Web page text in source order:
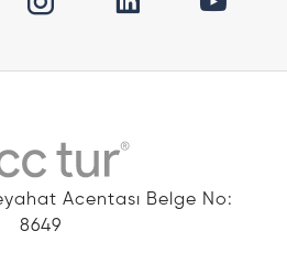
Acentası Belge No:
8649